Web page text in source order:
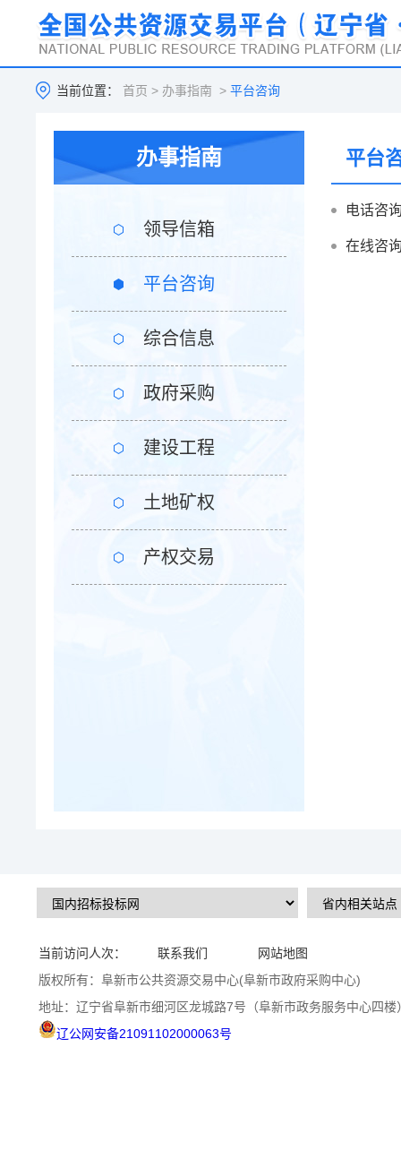
当前位置： 首页 > 办事指南 > 平台咨询
办事指南
领导信箱
平台咨询
综合信息
政府采购
建设工程
土地矿权
产权交易
平台
电话咨
在线咨
当前访问人次： 联系我们
网站地图
版权所有：阜新市公共资源交易中心(阜新市政府采购中心)
地址：辽宁省阜新市细河区龙城路7号（阜新市政务服务中心四楼
辽公网安备21091102000063号